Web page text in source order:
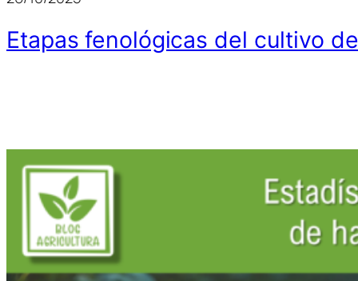
Etapas fenológicas del cultivo